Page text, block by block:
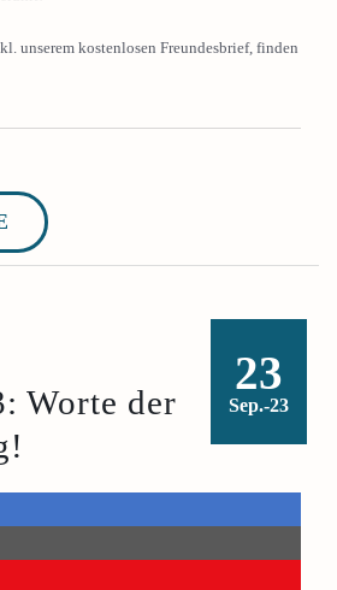
unserem kostenlosen Freundesbrief, finden
23
Sep.-23
Worte der